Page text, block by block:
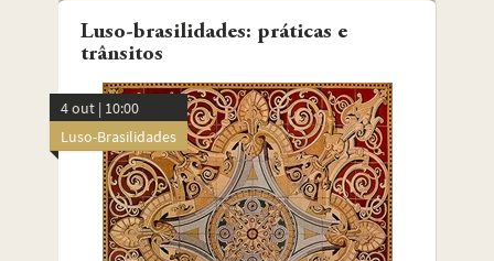
Luso-brasilidades: práticas e
trânsitos
4 out | 10:00
Luso-Brasilidades